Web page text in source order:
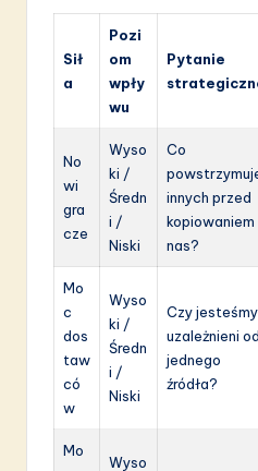
Sił
a
Pozi
om
wpły
wu
Pytanie
No
wi
gra
cze
Wyso
ki /
Średn
i /
Niski
Co
innych przed
kopiowaniem
nas?
Mo
c
dos
taw
có
w
Wyso
ki /
Średn
i /
Niski
Czy jesteśmy
uzależnieni od
jednego
źródła?
Mo
Wyso